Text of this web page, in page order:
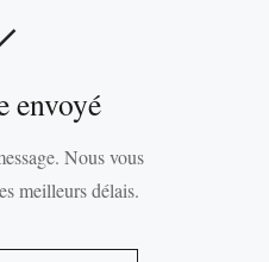
envoyé
Nous vous
meilleurs délais.